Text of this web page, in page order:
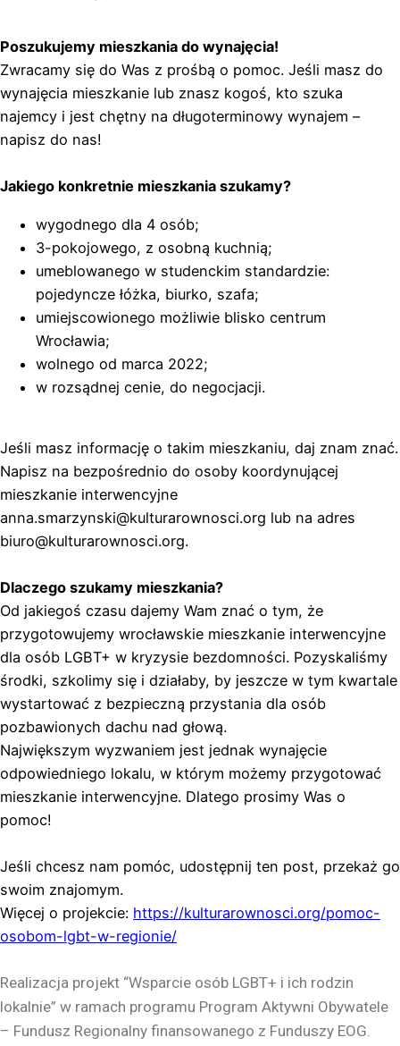
Poszukujemy mieszkania do wynajęcia!
Zwracamy się do Was z prośbą o pomoc. Jeśli masz do
wynajęcia mieszkanie lub znasz kogoś, kto szuka
najemcy i jest chętny na długoterminowy wynajem –
napisz do nas!
Jakiego konkretnie mieszkania szukamy?
wygodnego dla 4 osób;
3-pokojowego, z osobną kuchnią;
umeblowanego w studenckim standardzie:
pojedyncze łóżka, biurko, szafa;
umiejscowionego możliwie blisko centrum
Wrocławia;
wolnego od marca 2022;
w rozsądnej cenie, do negocjacji.
Jeśli masz informację o takim mieszkaniu, daj znam znać.
Napisz na bezpośrednio do osoby koordynującej
mieszkanie interwencyjne
anna.smarzynski@kulturarownosci.org lub na adres
biuro@kulturarownosci.org.
Dlaczego szukamy mieszkania?
Od jakiegoś czasu dajemy Wam znać o tym, że
przygotowujemy wrocławskie mieszkanie interwencyjne
dla osób LGBT+ w kryzysie bezdomności. Pozyskaliśmy
środki, szkolimy się i działaby, by jeszcze w tym kwartale
wystartować z bezpieczną przystania dla osób
pozbawionych dachu nad głową.
Największym wyzwaniem jest jednak wynajęcie
odpowiedniego lokalu, w którym możemy przygotować
mieszkanie interwencyjne. Dlatego prosimy Was o
pomoc!
Jeśli chcesz nam pomóc, udostępnij ten post, przekaż go
swoim znajomym.
Więcej o projekcie: https://kulturarownosci.org/pomoc-
osobom-lgbt-w-regionie/
Realizacja projekt “Wsparcie osób LGBT+ i ich rodzin
lokalnie” w ramach programu Program Aktywni Obywatele
– Fundusz Regionalny finansowanego z Funduszy EOG.